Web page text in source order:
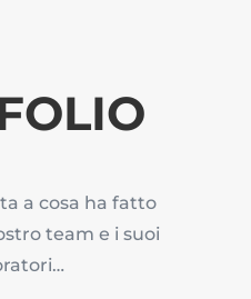
a cosa ha fatto
team e i suoi